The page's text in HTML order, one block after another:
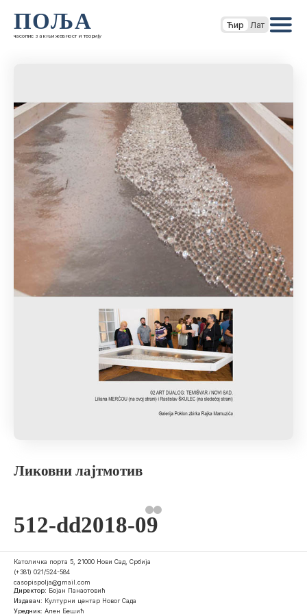
ПОЉА
часопис за књижевност и теорију
Ћир Лат
Ликовни лајтмотив
512-dd2018-09
Католичка порта 5, 21000 Нови Сад, Србија
(+381) 021/524-584
casopispolja@gmail.com
Директор: Бојан Панаотовић
Издавач: Културни центар Новог Сада
Уредник: Ален Бешић